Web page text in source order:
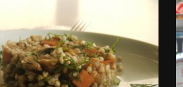
אריזה,
צילומי
וידאו,
פרסומות,
מדיה
דיגיטלית
ועוד.